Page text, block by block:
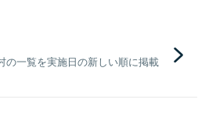
の一覧を実施日の新しい順に掲載